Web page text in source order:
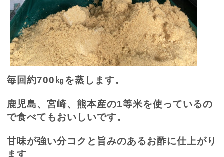
毎回約700 ㎏を蒸します。
鹿児島、宮崎、熊本産の1等米を使っているの
で食べてもおいしいです。
甘味が強い分コクと旨みのあるお酢に仕上がり
ます